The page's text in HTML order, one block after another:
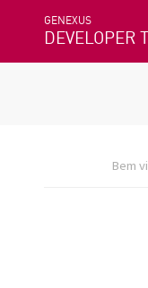
GENEXUS
DEVELOPER
Bem